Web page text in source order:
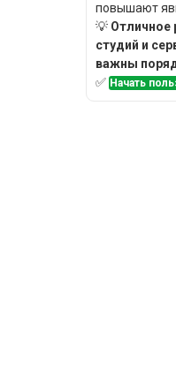
повышают
💡 Отличное
студий и
важны
✅ Начать